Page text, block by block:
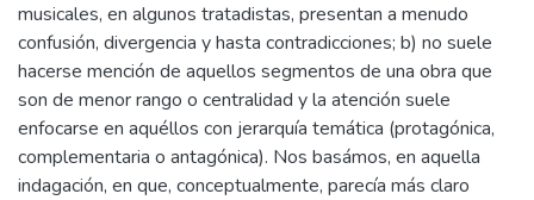
musicales, en algunos tratadistas, presentan a menudo
confusión, divergencia y hasta contradicciones; b) no suele
hacerse mención de aquellos segmentos de una obra que
son de menor rango o centralidad y la atención suele
enfocarse en aquéllos con jerarquía temática (protagónica,
complementaria o antagónica). Nos basámos, en aquella
indagación, en que, conceptualmente, parecía más claro